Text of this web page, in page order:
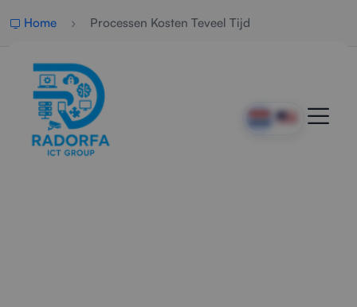
Home Processen Kosten Teveel Tijd